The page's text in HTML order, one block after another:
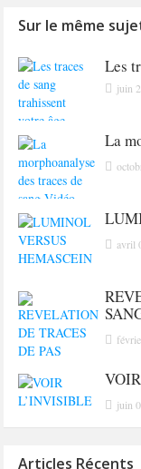
Sur le même
Les
juin
La
avril
juin
Articles Récents